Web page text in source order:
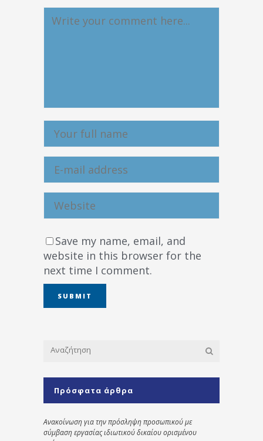
Save my name, email, and
website in this browser for the
next time I comment.
Πρόσφατα άρθρα
Ανακοίνωση για την πρόσληψη προσωπικού με
σύμβαση εργασίας ιδιωτικού δικαίου ορισμένου